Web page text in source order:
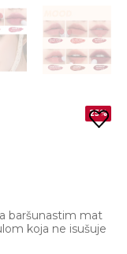
25%
baršunastim mat
koja ne isušuje